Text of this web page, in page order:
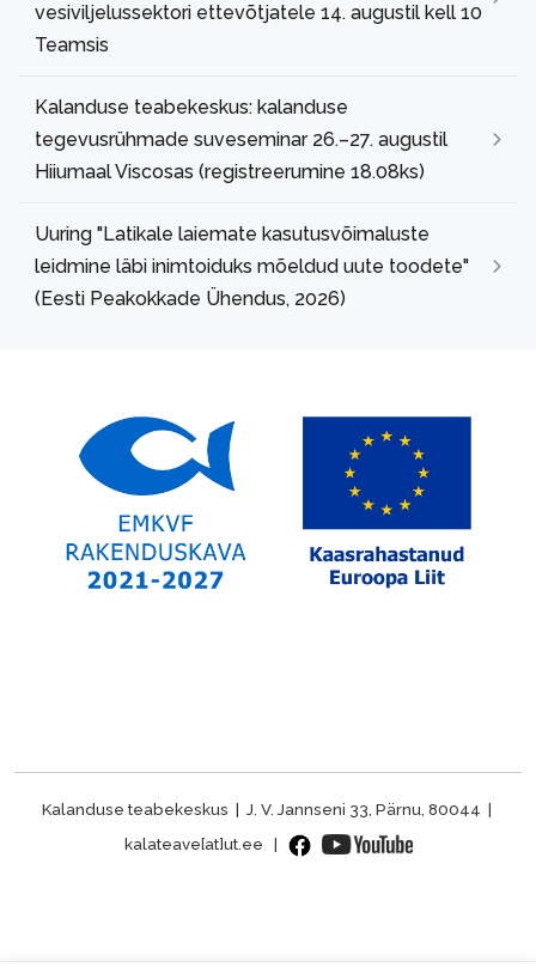
vesiviljelussektori ettevõtjatele 14. augustil kell 10
Teamsis
Kalanduse teabekeskus: kalanduse
tegevusrühmade suveseminar 26.–27. augustil
Hiiumaal Viscosas (registreerumine 18.08ks)
Uuring "Latikale laiemate kasutusvõimaluste
leidmine läbi inimtoiduks mõeldud uute toodete"
(Eesti Peakokkade Ühendus, 2026)
Kalanduse teabekeskus | J. V. Jannseni 33, Pärnu, 80044 |
kalateave[at]ut.ee |